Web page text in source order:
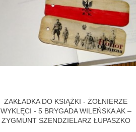
ZAKŁADKA DO KSIĄŻKI - ŻOŁNIERZE
WYKLĘCI - 5 BRYGADA WILEŃSKA AK –
ZYGMUNT SZENDZIELARZ ŁUPASZKO